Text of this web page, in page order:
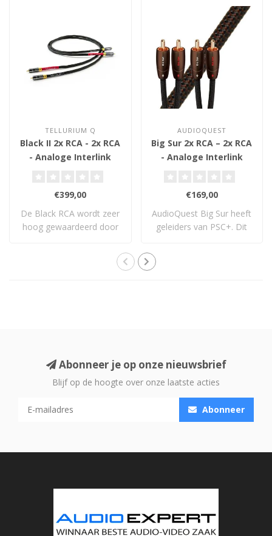
TELLURIUM Q
Black II 2x RCA - 2x RCA
- Analoge Interlink
€399,00
De Black RCA wordt zeer
hoog gewaardeerd door
AUDIOQUEST
Big Sur 2x RCA – 2x RCA
- Analoge Interlink
€169,00
AudioQuest Big Sur heeft
geleiders van PSC+. Dit
Abonneer je op onze nieuwsbrief
Blijf op de hoogte over onze laatste acties
Abonneer